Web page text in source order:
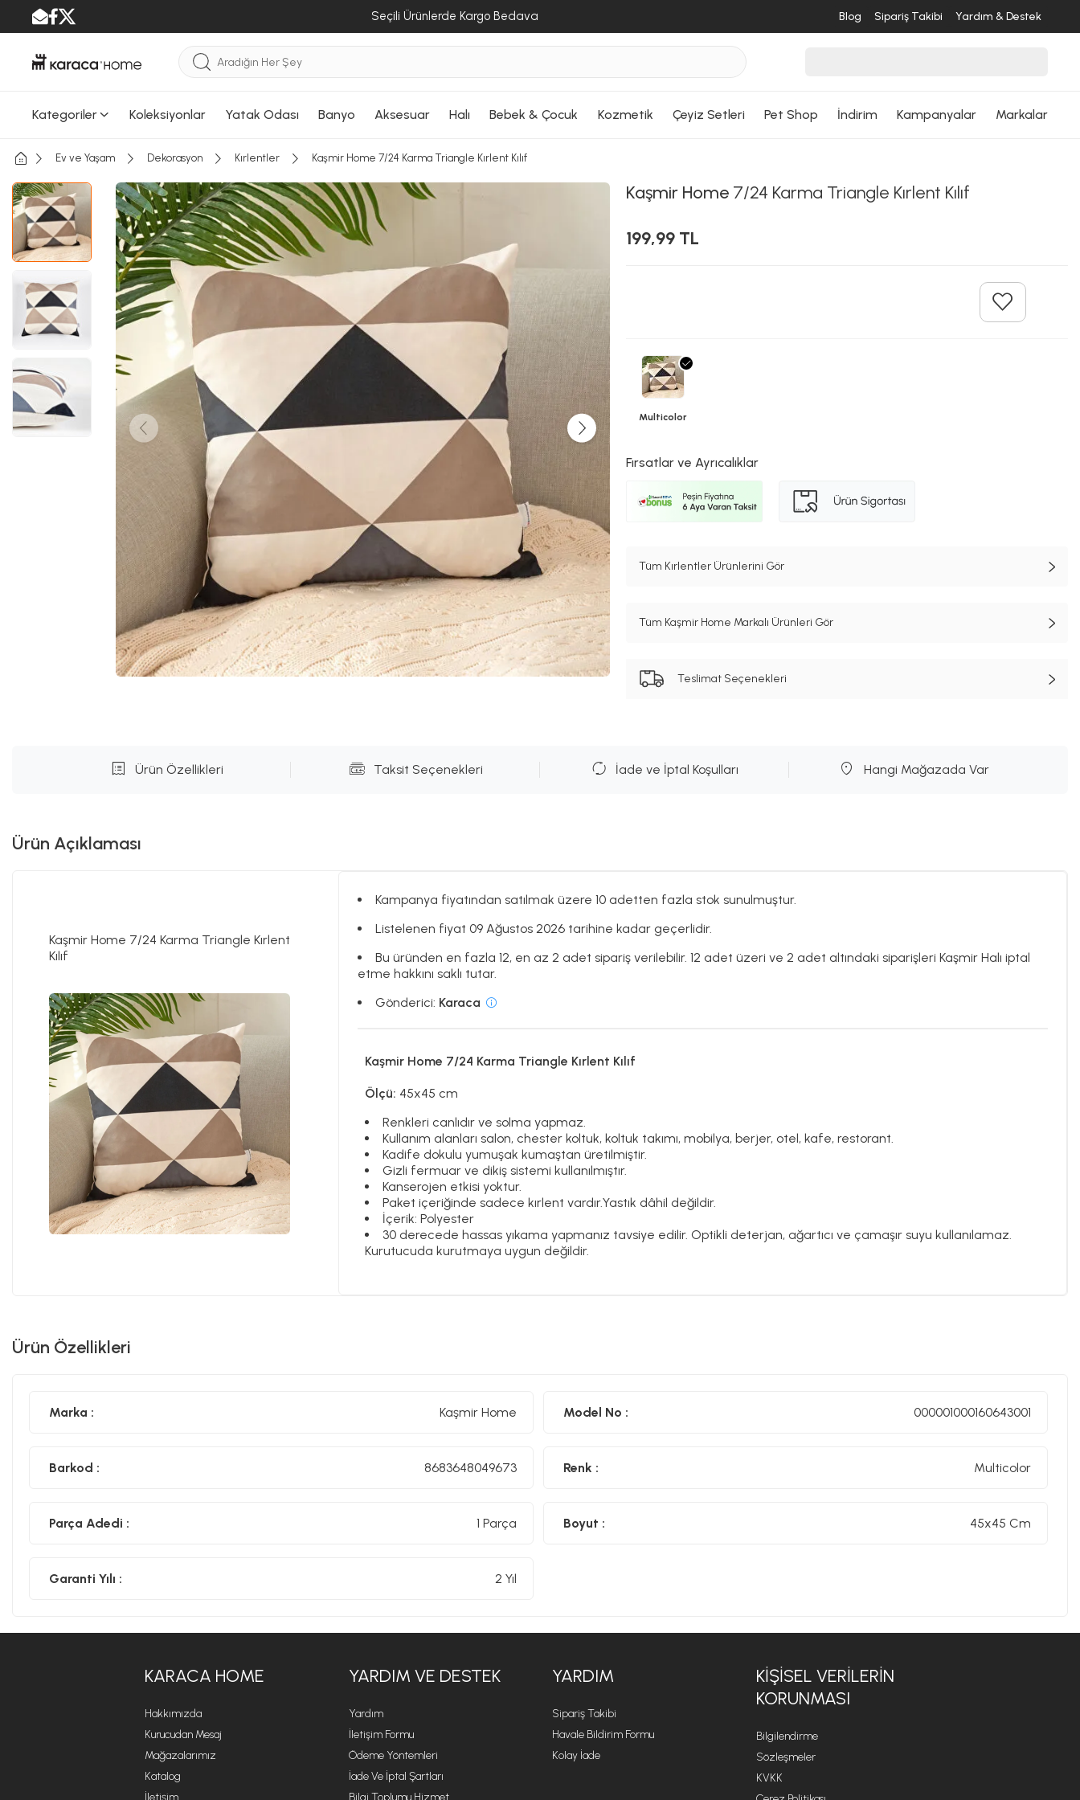
Seçili Ürünlerde Kargo Bedava Blog Sipariş Takibi Yardım & Destek
Kategoriler Koleksiyonlar Yatak Odası Banyo Aksesuar Halı Bebek & Çocuk Kozmetik Çeyiz Setleri Pet Shop İndirim Kampanyalar Markalar
Ev ve Yaşam Dekorasyon Kırlentler Kaşmir Home 7/24 Karma Triangle Kırlent Kılıf
Kaşmir Home 7/24 Karma Triangle Kırlent Kılıf
199,99 TL
Multicolor
Fırsatlar ve Ayrıcalıklar
Tüm Kırlentler Ürünlerini Gör
Tüm Kaşmir Home Markalı Ürünleri Gör
Teslimat Seçenekleri
Ürün Özellikleri Taksit Seçenekleri İade ve İptal Koşulları Hangi Mağazada Var
Ürün Açıklaması
Kaşmir Home 7/24 Karma Triangle Kırlent
Kılıf
Kampanya fiyatından satılmak üzere 10 adetten fazla stok sunulmuştur.
Listelenen fiyat 09 Ağustos 2026 tarihine kadar geçerlidir.
Bu üründen en fazla 12, en az 2 adet sipariş verilebilir. 12 adet üzeri ve 2 adet altındaki siparişleri Kaşmir Halı iptal
etme hakkını saklı tutar.
Gönderici: Karaca
Kaşmir Home 7/24 Karma Triangle Kırlent Kılıf
Ölçü: 45x45 cm
Renkleri canlıdır ve solma yapmaz.
Kullanım alanları salon, chester koltuk, koltuk takımı, mobilya, berjer, otel, kafe, restorant.
Kadife dokulu yumuşak kumaştan üretilmiştir.
Gizli fermuar ve dikiş sistemi kullanılmıştır.
Kanserojen etkisi yoktur.
Paket içeriğinde sadece kırlent vardır.Yastık dâhil değildir.
İçerik: Polyester
30 derecede hassas yıkama yapmanız tavsiye edilir. Optikli deterjan, ağartıcı ve çamaşır suyu kullanılamaz.
Kurutucuda kurutmaya uygun değildir.
Ürün Özellikleri
Marka : Kaşmir Home Model No : 000001000160643001
Barkod : 8683648049673 Renk : Multicolor
Parça Adedi : 1 Parça Boyut : 45x45 Cm
Garanti Yılı : 2 Yıl
KARACA HOME
Hakkımızda
Kurucudan Mesaj
Mağazalarımız
Katalog
İletişim
YARDIM VE DESTEK
Yardım
İletişim Formu
Ödeme Yöntemleri
İade Ve İptal Şartları
Bilgi Toplumu Hizmet
YARDIM
Sipariş Takibi
Havale Bildirim Formu
Kolay İade
KİŞİSEL VERİLERİN
KORUNMASI
Bilgilendirme
Sözleşmeler
KVKK